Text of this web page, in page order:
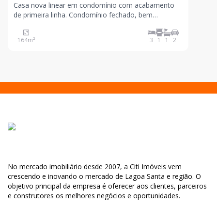
Casa nova linear em condomínio com acabamento
de primeira linha. Condomínio fechado, bem
cozinha i
164m² 3 1 1 2
No mercado imobiliário desde 2007, a Citi Imóveis vem
crescendo e inovando o mercado de Lagoa Santa e região. O
objetivo principal da empresa é oferecer aos clientes, parceiros
e construtores os melhores negócios e oportunidades.